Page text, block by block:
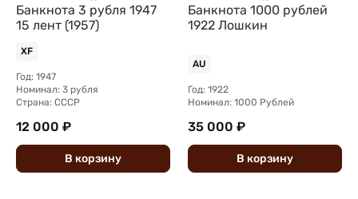
Банкнота 3 рубля 1947
15 лент (1957)
XF
Год: 1947
Номинал: 3 рубля
Страна: СССР
12 000 ₽
В корзину
Банкнота 1000 рублей
1922 Лошкин
AU
Год: 1922
Номинал: 1000 Рублей
35 000 ₽
В корзину